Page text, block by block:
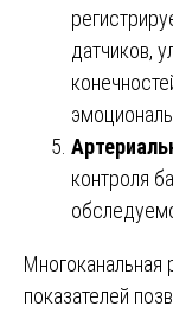
датчиков,
контроля
Многоканальная
показателей